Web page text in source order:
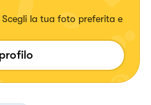
la tua foto preferita e